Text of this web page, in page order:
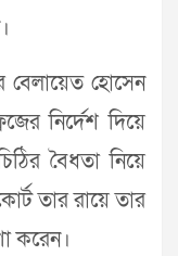
বেলায়েত হোসেন
নির্দেশ দিয়ে
বৈধতা নিয়ে
তার রায়ে তার
করেন।